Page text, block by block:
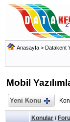
Anasayfa > Datakent
Mobil
Yeni Konu
Konular /